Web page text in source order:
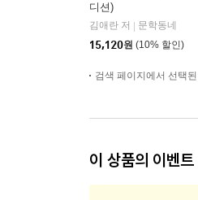
디션)
김애란 저
문학동네
15,120원 (10% 할인)
검색 페이지에서 선택
이 상품의 이벤트